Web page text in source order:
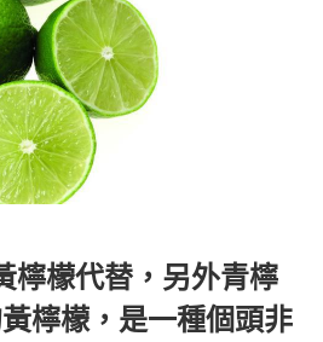
檸檬代替，另外青檸
檸檬，是一種個頭非